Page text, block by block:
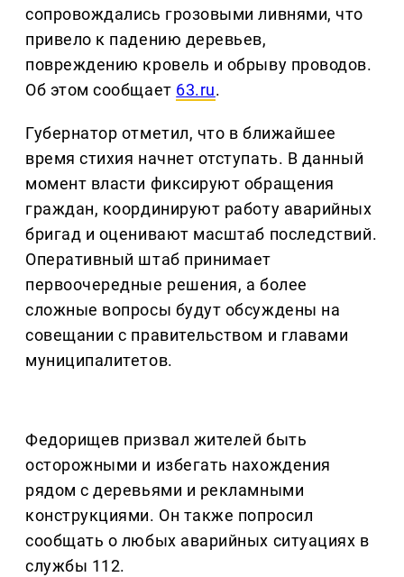
сопровождались грозовыми ливнями, что
привело к падению деревьев,
повреждению кровель и обрыву проводов.
Об этом сообщает 63.ru.
Губернатор отметил, что в ближайшее
время стихия начнет отступать. В данный
момент власти фиксируют обращения
граждан, координируют работу аварийных
бригад и оценивают масштаб последствий.
Оперативный штаб принимает
первоочередные решения, а более
сложные вопросы будут обсуждены на
совещании с правительством и главами
муниципалитетов.
Федорищев призвал жителей быть
осторожными и избегать нахождения
рядом с деревьями и рекламными
конструкциями. Он также попросил
сообщать о любых аварийных ситуациях в
службы 112.